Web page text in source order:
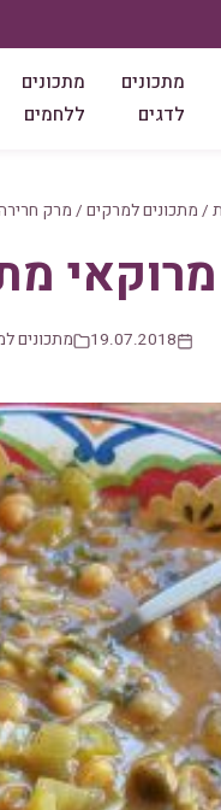
מתכונים
לדגים
מתכונים
ללחמים
/ מתכונים למרקים / מרק
19.07.2018 מתכונים